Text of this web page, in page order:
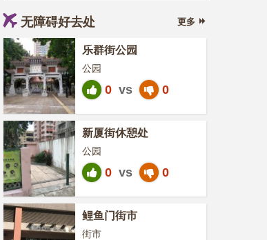
无障碍好去处 更多
乐群街公园
公园
0 vs 0
新厦街休憩处
公园
0 vs 0
鲤鱼门街市
街市